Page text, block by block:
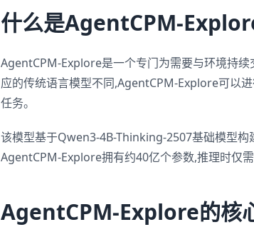
什么是AgentCPM-
AgentCPM-Explore是一个专门为需要与环境持
应的传统语言模型不同,AgentCPM-Explore可以
任务。
该模型基于Qwen3-4B-Thinking-2507基础模型
AgentCPM-Explore拥有约40亿个参数,推理时仅
AgentCPM-Explore的核